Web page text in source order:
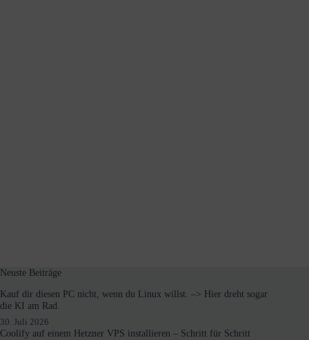
Neuste Beiträge
Kauf dir diesen PC nicht, wenn du Linux willst. –> Hier dreht sogar
die KI am Rad.
30. Juli 2026
Coolify auf einem Hetzner VPS installieren – Schritt für Schritt